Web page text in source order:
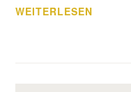
DAS
WEITERLESEN